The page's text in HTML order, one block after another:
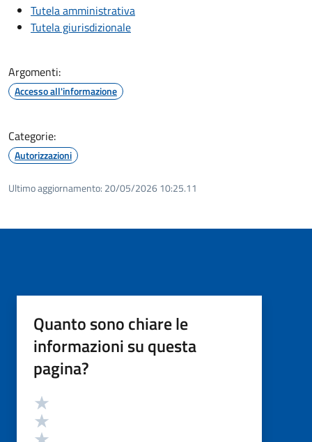
Tutela amministrativa
Tutela giurisdizionale
Argomenti:
Accesso all'informazione
Categorie:
Autorizzazioni
Ultimo aggiornamento: 20/05/2026 10:25.11
Quanto sono chiare le
informazioni su questa
pagina?
Valutazione